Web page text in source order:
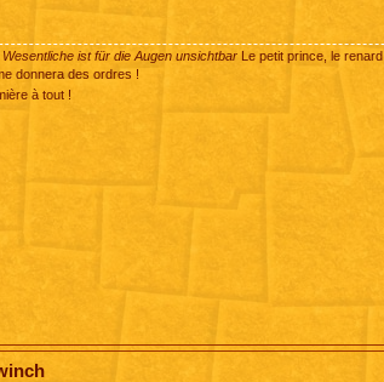
ist für die Augen unsichtbar Le petit prince, le renard
donnera des ordres !
à tout !